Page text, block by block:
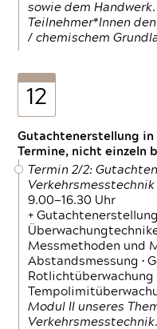
sowie dem
Teilnehmer*Innen
/ chemischem
12
Gutachtenerstellung
Termine, nicht einzeln
Termin 2/2:
Verkehrsmesstechnik
9.00—16.30 Uhr
+
Messmethoden und
Abstandsmessung •
Modul II unseres